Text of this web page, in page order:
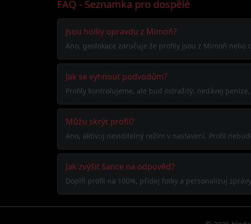
FAQ - Seznamka pro dospělé
Jsou holky opravdu z Mimoň?
Ano, geolokace zaručuje že profily jsou z Mimoň
Jak se vyhnout podvodům?
Profily kontrolujeme, ale buď ostražitý: nedávej
Můžu skrýt profil?
Ano, aktivuj neviditelný režim v nastavení. Profil
Jak zvýšit šance na odpověď?
Doplň profil na 100%, přidej fotky a personalizuj